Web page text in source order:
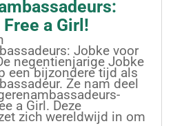
a Girl!
Jobke voor
negentienjarige Jobke
een bijzondere tijd als
Ze nam deel
a Girl. Deze
zich wereldwijd in om